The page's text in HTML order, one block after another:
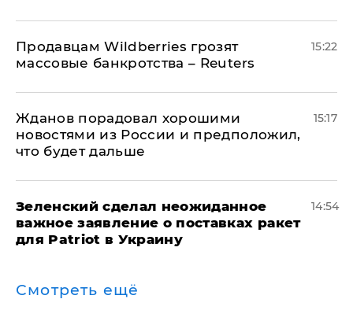
Продавцам Wildberries грозят
массовые банкротства – Reuters
15:22
Жданов порадовал хорошими
новостями из России и предположил,
что будет дальше
15:17
Зеленский сделал неожиданное
важное заявление о поставках ракет
для Patriot в Украину
14:54
Смотреть ещё